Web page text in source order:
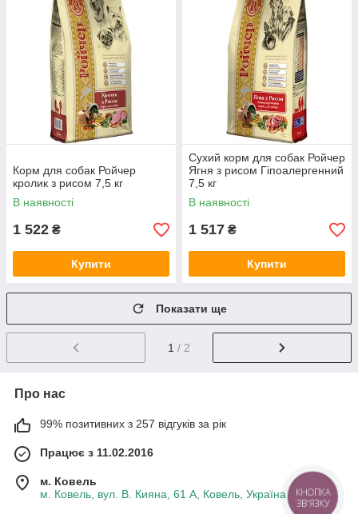
Корм для собак Ройчер
кролик з рисом 7,5 кг
В наявності
1 522 ₴
Купити
Сухий корм для собак Ройчер
Ягня з рисом Гіпоалергенний
7,5 кг
В наявності
1 517 ₴
Купити
Показати ще
1 / 2
Про нас
99% позитивних з 257 відгуків за рік
Працює з 11.02.2016
м. Ковель
м. Ковель, вул. В. Кияна, 61 А, Ковель, Україна
КНОПКА
ЗВ'ЯЗКУ